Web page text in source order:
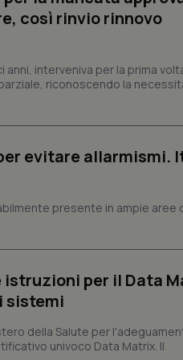
così rinvio rinnovo
interveniva per la prima
riconoscendo la
evitare allarmismi.
presente in ampie aree
per il Data
sistemi
della Salute per
univoco Data Matrix. Il
preferenze siano onorate nelle
dei cookie di Cookie-Script.com
correttamente.
giorni
giorni
assegnare un identificatore
mese
Universal Analytics, che è un
significativo del servizio di
generato in modo casuale come
sessioni e campagne per i
Cookie generato da applicazioni
generico utilizzato per
sessione utente. Normalmente è
generato in modo casuale, il